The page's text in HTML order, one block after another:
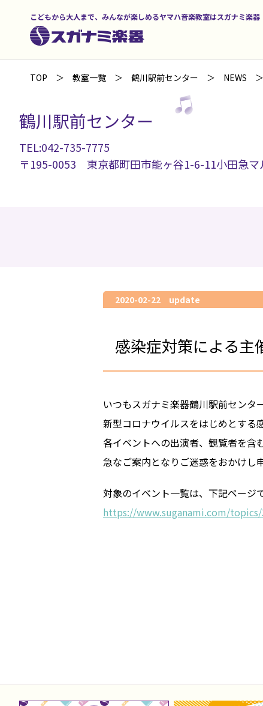
こどもから大人まで、みんなが楽しめるヤマハ音楽教室はスガナミ楽器
TOP 教室一覧 鶴川駅前センター NEWS
鶴川駅前センター
TEL:042-735-7775
〒195-0053 東京都町田市能ヶ谷1-6-11小田急
2020-02-22 update
感染症対策による主
いつもスガナミ楽器鶴川駅前センタ
新型コロナウイルスをはじめとする
各イベントへの出演者、観覧者を含
急なご案内となりご迷惑をおかけし
対象のイベント一覧は、下記ページ
https://www.suganami.com/topics/